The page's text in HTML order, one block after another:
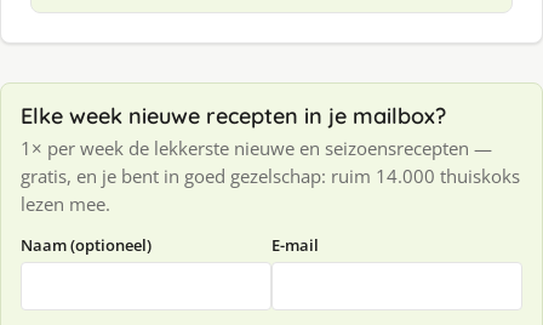
Elke week nieuwe recepten in je mailbox?
1× per week de lekkerste nieuwe en seizoensrecepten —
gratis, en je bent in goed gezelschap: ruim 14.000 thuiskoks
lezen mee.
Naam (optioneel) E-mail